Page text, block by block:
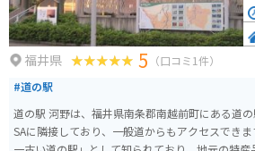
福井県 5 （口コミ1件）
#道の駅
道の駅 河野は、福井県南条郡南越前町にある道
SAに隣接しており、一般道からもアクセスできます。 道の駅 河野は、